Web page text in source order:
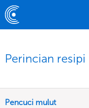
Perincian resipi
Pencuci mulut